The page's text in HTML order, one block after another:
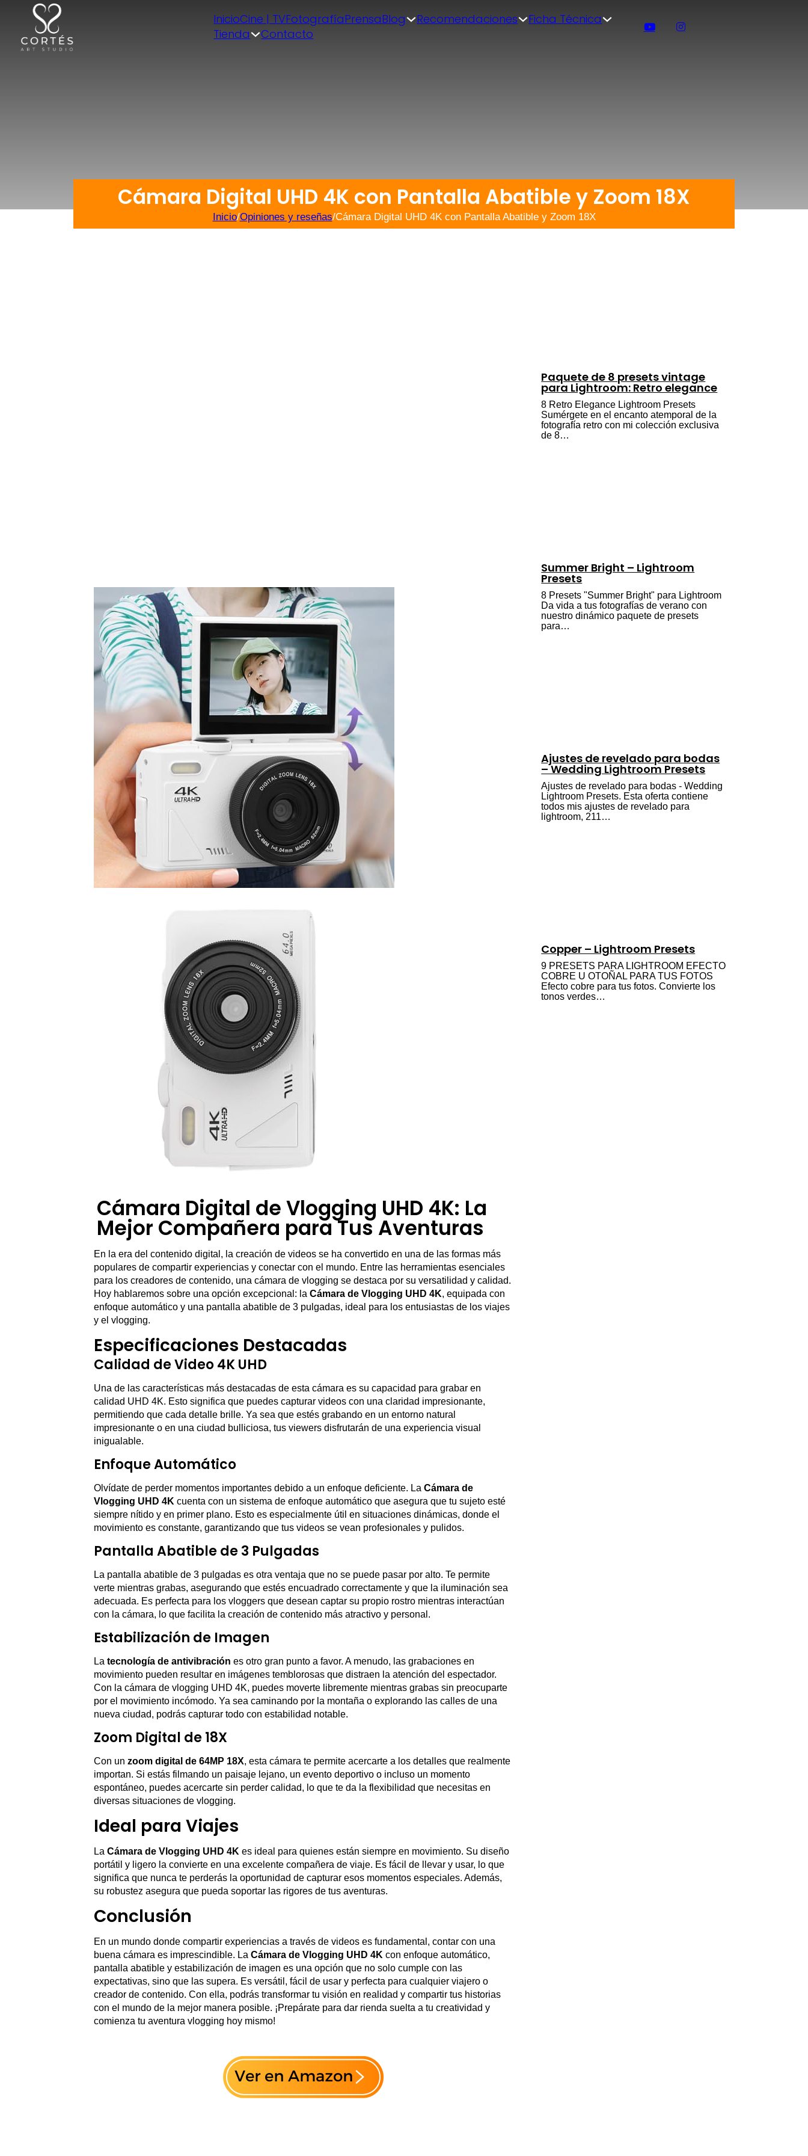
InicioCine | TVFotografíaPrensaBlog Recomendaciones
Ficha Técnica
Tienda
Contacto
Cámara Digital UHD 4K con Pantalla Abatible y Zoom 18X
Inicio/Opiniones y reseñas/Cámara Digital UHD 4K con Pantalla Abatible y Zoom 18X
Cámara Digital de Vlogging UHD 4K: La
Mejor Compañera para Tus Aventuras
En la era del contenido digital, la creación de videos se ha convertido en una de las formas más
populares de compartir experiencias y conectar con el mundo. Entre las herramientas esenciales
para los creadores de contenido, una cámara de vlogging se destaca por su versatilidad y calidad.
Hoy hablaremos sobre una opción excepcional: la Cámara de Vlogging UHD 4K, equipada con
enfoque automático y una pantalla abatible de 3 pulgadas, ideal para los entusiastas de los viajes
y el vlogging.
Especificaciones Destacadas
Calidad de Video 4K UHD
Una de las características más destacadas de esta cámara es su capacidad para grabar en
calidad UHD 4K. Esto significa que puedes capturar videos con una claridad impresionante,
permitiendo que cada detalle brille. Ya sea que estés grabando en un entorno natural
impresionante o en una ciudad bulliciosa, tus viewers disfrutarán de una experiencia visual
inigualable.
Enfoque Automático
Olvídate de perder momentos importantes debido a un enfoque deficiente. La Cámara de
Vlogging UHD 4K cuenta con un sistema de enfoque automático que asegura que tu sujeto esté
siempre nítido y en primer plano. Esto es especialmente útil en situaciones dinámicas, donde el
movimiento es constante, garantizando que tus videos se vean profesionales y pulidos.
Pantalla Abatible de 3 Pulgadas
La pantalla abatible de 3 pulgadas es otra ventaja que no se puede pasar por alto. Te permite
verte mientras grabas, asegurando que estés encuadrado correctamente y que la iluminación sea
adecuada. Es perfecta para los vloggers que desean captar su propio rostro mientras interactúan
con la cámara, lo que facilita la creación de contenido más atractivo y personal.
Estabilización de Imagen
La tecnología de antivibración es otro gran punto a favor. A menudo, las grabaciones en
movimiento pueden resultar en imágenes temblorosas que distraen la atención del espectador.
Con la cámara de vlogging UHD 4K, puedes moverte libremente mientras grabas sin preocuparte
por el movimiento incómodo. Ya sea caminando por la montaña o explorando las calles de una
nueva ciudad, podrás capturar todo con estabilidad notable.
Zoom Digital de 18X
Con un zoom digital de 64MP 18X, esta cámara te permite acercarte a los detalles que realmente
importan. Si estás filmando un paisaje lejano, un evento deportivo o incluso un momento
espontáneo, puedes acercarte sin perder calidad, lo que te da la flexibilidad que necesitas en
diversas situaciones de vlogging.
Ideal para Viajes
La Cámara de Vlogging UHD 4K es ideal para quienes están siempre en movimiento. Su diseño
portátil y ligero la convierte en una excelente compañera de viaje. Es fácil de llevar y usar, lo que
significa que nunca te perderás la oportunidad de capturar esos momentos especiales. Además,
su robustez asegura que pueda soportar las rigores de tus aventuras.
Conclusión
En un mundo donde compartir experiencias a través de videos es fundamental, contar con una
buena cámara es imprescindible. La Cámara de Vlogging UHD 4K con enfoque automático,
pantalla abatible y estabilización de imagen es una opción que no solo cumple con las
expectativas, sino que las supera. Es versátil, fácil de usar y perfecta para cualquier viajero o
creador de contenido. Con ella, podrás transformar tu visión en realidad y compartir tus historias
con el mundo de la mejor manera posible. ¡Prepárate para dar rienda suelta a tu creatividad y
comienza tu aventura vlogging hoy mismo!
Paquete de 8 presets vintage
para Lightroom: Retro elegance
8 Retro Elegance Lightroom Presets
Sumérgete en el encanto atemporal de la
fotografía retro con mi colección exclusiva
de 8…
Summer Bright – Lightroom
Presets
8 Presets "Summer Bright" para Lightroom
Da vida a tus fotografías de verano con
nuestro dinámico paquete de presets
para…
Ajustes de revelado para bodas
– Wedding Lightroom Presets
Ajustes de revelado para bodas - Wedding
Lightroom Presets. Esta oferta contiene
todos mis ajustes de revelado para
lightroom, 211…
Copper – Lightroom Presets
9 PRESETS PARA LIGHTROOM EFECTO
COBRE U OTOÑAL PARA TUS FOTOS
Efecto cobre para tus fotos. Convierte los
tonos verdes…